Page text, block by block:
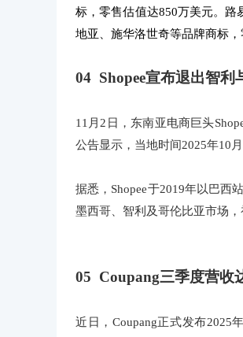
标，零售估值达850万美元。路
地亚、施华洛世奇等品牌商标，
04 Shopee宣布退出智利
11月2日，东南亚电商巨头
公告显示，当地时间2025年10
据悉，Shopee于2019年以巴西
墨西哥、智利及哥伦比亚市场，
05 Coupang三季度营收
近日，Coupang正式发布2025